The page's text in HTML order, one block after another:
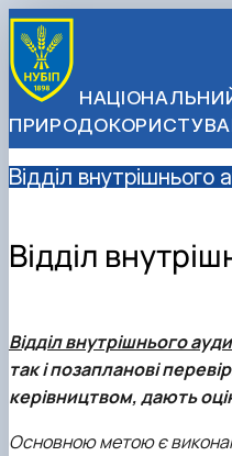
Відділ внутрішнього
Відділ
Відділ внутрішнього
так і позапланові
керівництвом, дають
Основною метою є